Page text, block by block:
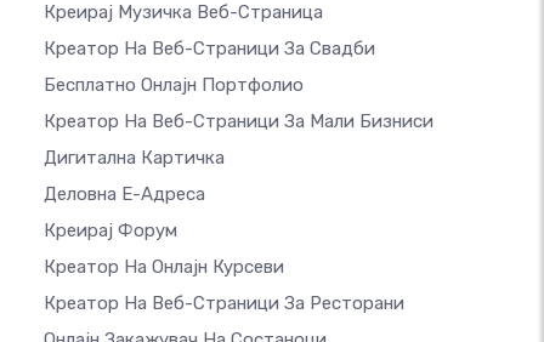
Креирај Музичка Веб-Страница
Креатор На Веб-Страници За Свадби
Бесплатно Онлајн Портфолио
Креатор На Веб-Страници За Мали Бизниси
Дигитална Картичка
Деловна Е-Адреса
Креирај Форум
Креатор На Онлајн Курсеви
Креатор На Веб-Страници За Ресторани